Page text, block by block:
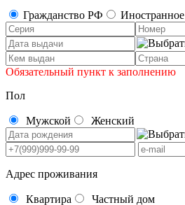
Гражданство РФ Иностранное
Обязательный пункт к заполнению
Пол
Мужской Женский
Адрес проживания
Квартира Частный дом